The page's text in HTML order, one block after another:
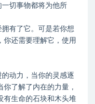
切事物都将为他所
有了它。可是若你想
你还需要理解它，使用
动力，当你的灵感逐
了解了内在的力量，
有生命的石块和木头堆